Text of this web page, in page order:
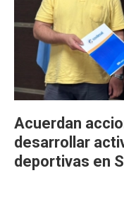
Acuerdan
desarrollar
deportivas en